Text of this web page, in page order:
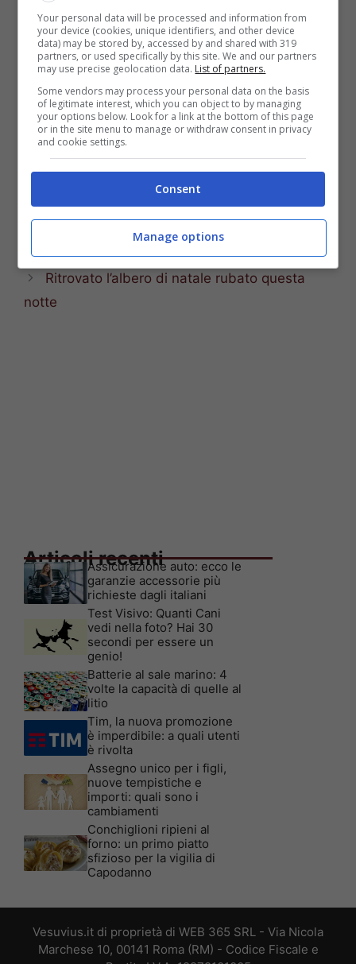
Tag
caldoro,Giancarlo Siani,Mehari
Champions, Benitez: “Col Borussia serve la
partita perfetta”
Ritrovato l’albero di natale rubato questa
notte
Articoli recenti
Assicurazione auto: ecco le
garanzie accessorie più
richieste dagli italiani
Test Visivo: Quanti Cani
vedi nella foto? Hai 30
secondi per essere un
genio!
Batterie al sale marino: 4
volte la capacità di quelle al
litio
Tim, la nuova promozione
è imperdibile: a quali utenti
è rivolta
Assegno unico per i figli,
nuove tempistiche e
importi: quali sono i
cambiamenti
Conchiglioni ripieni al
forno: un primo piatto
sfizioso per la vigilia di
Capodanno
Vesuvius.it di proprietà di WEB 365 SRL - Via Nicola
Marchese 10, 00141 Roma (RM) - Codice Fiscale e
Your personal data will be processed and information from
your device (cookies, unique identifiers, and other device
data) may be stored by, accessed by and shared with 319
partners, or used specifically by this site. We and our partners
may use precise geolocation data. List of partners.
Some vendors may process your personal data on the basis
of legitimate interest, which you can object to by managing
your options below. Look for a link at the bottom of this page
or in the site menu to manage or withdraw consent in privacy
and cookie settings.
Consent
Manage options